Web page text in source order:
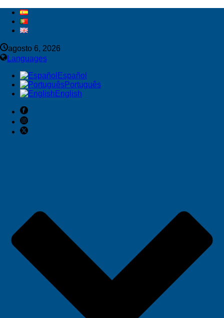
agosto 6, 2026
Languages
Español
Português
English